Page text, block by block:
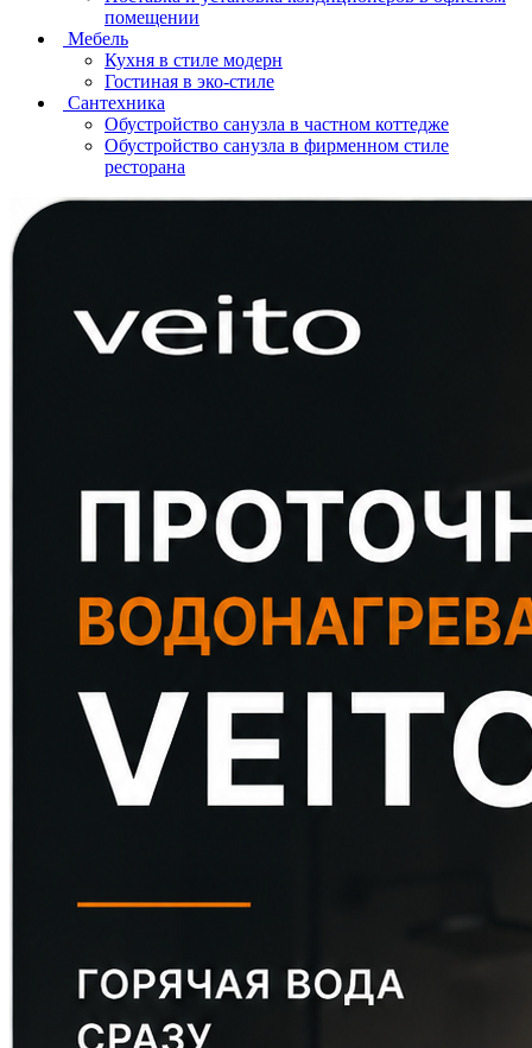
помещении
Мебель
Кухня в стиле модерн
Гостиная в эко-стиле
Сантехника
Обустройство санузла в частном коттедже
Обустройство санузла в фирменном стиле
ресторана